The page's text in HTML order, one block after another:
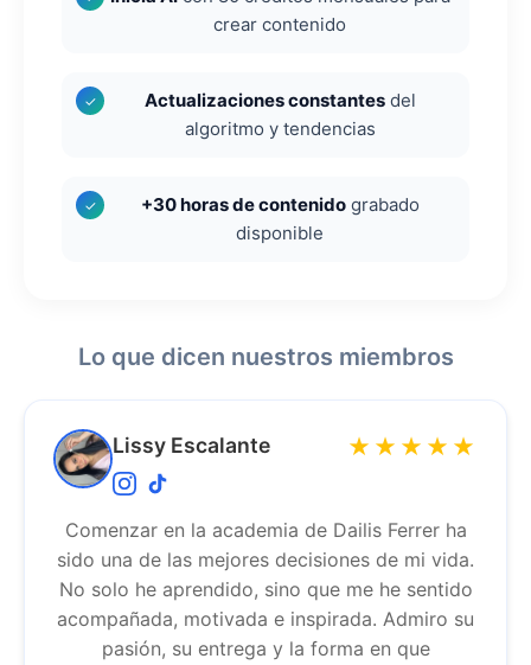
crear contenido
✓ Actualizaciones constantesdel
algoritmo y tendencias
✓ +30 horas de contenidograbado
disponible
Lo que dicen nuestros miembros
Lissy Escalante ★★★★★
Comenzar en la academia de Dailis Ferrer ha
sido una de las mejores decisiones de mi vida.
No solo he aprendido, sino que me he sentido
acompañada, motivada e inspirada. Admiro su
pasión, su entrega y la forma en que